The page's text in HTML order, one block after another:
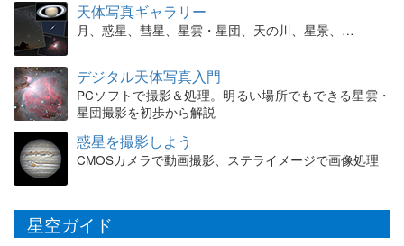
天体写真ギャラリー
月、惑星、彗星、星雲・星団、天の川、星景、…
デジタル天体写真入門
PCソフトで撮影＆処理。明るい場所でもできる星雲・
星団撮影を初歩から解説
惑星を撮影しよう
CMOSカメラで動画撮影、ステライメージで画像処理
星空ガイド